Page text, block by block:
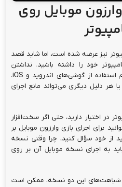
موبایل روی
نیز عرضه شده است، اما شاید قصد
خود را داشته باشید. نداشتن
گوشی با سخت‌افزار قوی، عدم استفاده از گوشی‌های اندروید و iOS،
هر دلیل دیگری می‌تواند مانع اجرای
در اختیار دارید، حتی اگر سخت‌افزار
برای اجرای بازی وارزون موبایل بر
از خود سؤال کنید، چرا وقتی نسخه
به اجرای نسخه موبایل آن بر روی
شباهت‌های این دو نسخه، ممکن است